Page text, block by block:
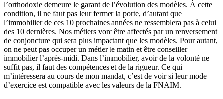
l’orthodoxie demeure le garant de l’évolution des modèles. À cette
condition, il ne faut pas leur fermer la porte, d’autant que
l’immobilier de ces 10 prochaines années ne ressemblera pas à celui
des 10 dernières. Nos métiers vont être affectés par un renversement
de conjoncture qui sera plus impactant que les modèles. Pour autant,
on ne peut pas occuper un métier le matin et être conseiller
immobilier l’après-midi. Dans l’immobilier, avoir de la volonté ne
suffit pas, il faut des compétences et de la rigueur. Ce qui
m’intéressera au cours de mon mandat, c’est de voir si leur mode
d’exercice est compatible avec les valeurs de la FNAIM.